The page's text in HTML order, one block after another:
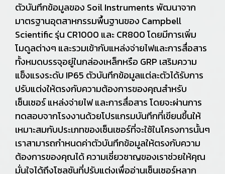
ตัวบันทึกข้อมูลของ Soil Instruments พัฒนาจาก
มาตรฐานอุตสาหกรรมพื้นฐานของ Campbell
Scientific รุ่น CR1000 และ CR800 โดยมีการเพิ่ม
โมดูลต่างๆ และรวมเข้ากับแหล่งจ่ายไฟและการสื่อสาร
ทั้งหมดบรรจุอยู่ในกล่องเหล็กหรือ GRP เสริมความ
แข็งแรงระดับ IP65 ตัวบันทึกข้อมูลแต่ละตัวได้รับการ
ปรับแต่งให้ตรงกับความต้องการของคุณสำหรับ
เซ็นเซอร์ แหล่งจ่ายไฟ และการสื่อสาร โดยจะผ่านการ
ทดสอบจากโรงงานด้วยโปรแกรมบันทึกที่เขียนขึ้นให้
เหมาะสมกับประเภทของเซ็นเซอร์ที่จะใช้ในโครงการนั้นๆ
เราสามารถกำหนดค่าตัวบันทึกข้อมูลให้ตรงกับความ
ต้องการของคุณได้ ความเชี่ยวชาญของเราช่วยให้คุณ
มั่นใจได้ถึงโซลูชันที่ปรับแต่งเพื่ออ่านเซ็นเซอร์หลาก